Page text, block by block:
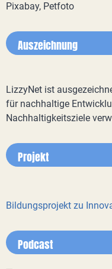
Pixabay, Petfoto
Auszeichnung
LizzyNet ist
für nachhaltige
Nachhaltigkeitsziele
Projekt
Bildungsprojekt zu
Podcast